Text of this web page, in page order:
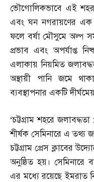
ভৌগোলিকভাবে এই
এবং ঘন নগরায়ণের এক
ফলে বর্ষা মৌসুমে অল্প
প্রভাব এবং অপর্যাপ্ত
এলাকায় নিয়মিত
অস্থায়ী পানি জমে
ব্যবস্থাপনার একটি
‘চট্টগ্রাম শহরে জলাবদ্ধতা
শীর্ষক সেমিনারে এ তথ্য
চট্টগ্রাম প্রেস ক্লাবের
অনুষ্ঠিত হয়। সেমিনারে
এর মধ্যে রয়েছে ইমরাত